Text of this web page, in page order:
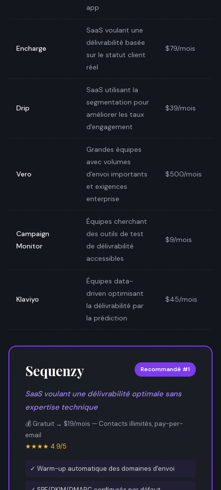
app
Encharge
SaaS voulant une
délivrabilité basée
sur le statut client
réel
$79/mois
Drip
SaaS utilisant la
segmentation pour
améliorer les taux
d'engagement
$39/mois
Vero
Grandes équipes
avec volumes
d'envoi importants
et exigences
enterprise
$500/mois
Campaign
Monitor
Équipes cherchant
des outils de test
de délivrabilité
accessibles
$9/mois
Klaviyo
Équipes data-
driven optimisant
la délivrabilité par
la prédiction
$45/mois
Sequenzy Recommandé #1
SaaS voulant une délivrabilité optimale sans
expertise technique
💰 Gratuit → $19/mois — Contacts illimités, pay-per-
email
★★★★ 4.9/5
✓ Warm-up automatique des domaines d'envoi